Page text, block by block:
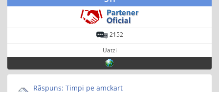
2152
Uatzi
Rãspuns: Timpi pe amckart